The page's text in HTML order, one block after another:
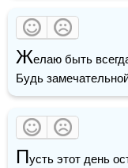
Желаю быть
Будь
Пусть этот день